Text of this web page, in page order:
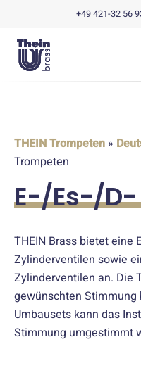
+49 421-32 56
THEIN Trompeten »
Trompeten
E-/Es-/D-
THEIN Brass bietet eine
Zylinderventilen sowie
Zylinderventilen an. Die
gewünschten
Umbausets kann das
Stimmung umgestimmt